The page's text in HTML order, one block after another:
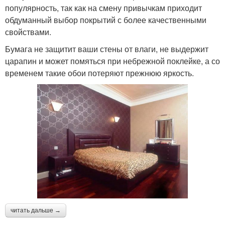
популярность, так как на смену привычкам приходит
обдуманный выбор покрытий с более качественными
свойствами.
Бумага не защитит ваши стены от влаги, не выдержит
царапин и может помяться при небрежной поклейке, а со
временем такие обои потеряют прежнюю яркость.
читать дальше →